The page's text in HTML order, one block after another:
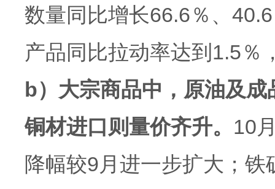
数量同比增长66.6％、
产品同比拉动率达到1.5％
b）大宗商品中，原油及
铜材进口则量价齐升。 10
降幅较9月进一步扩大；